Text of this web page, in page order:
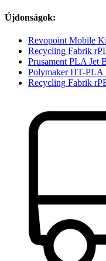
Újdonságok:
Revopoint Mobile
Recycling Fabrik
Prusament PLA Jet
Polymaker HT-PLA
Recycling Fabrik